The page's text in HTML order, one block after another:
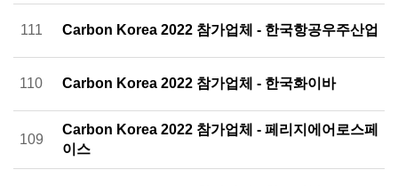
111 Carbon Korea 2022 참가업체 - 한국항공우주산업
110 Carbon Korea 2022 참가업체 - 한국화이바
109
Carbon Korea 2022 참가업체 - 페리지에어로스페
이스